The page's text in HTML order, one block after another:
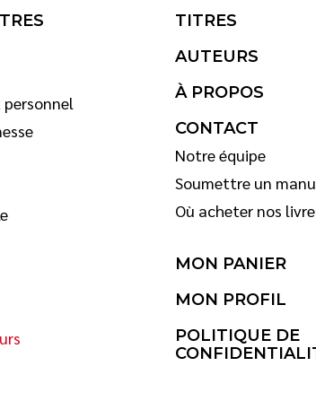
personnel
TITRES
AUTEURS
À PROPOS
CONTACT
Notre équipe
Soumettre un
Où acheter nos
MON PANIER
MON PROFIL
POLITIQUE DE